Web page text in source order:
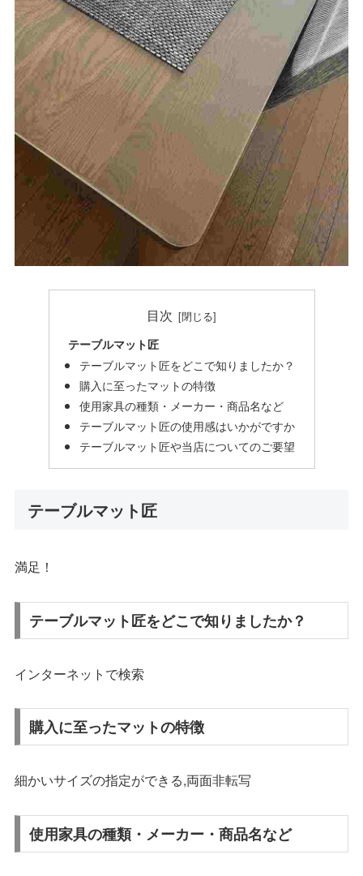
目次
テーブルマット匠
テーブルマット匠をどこで知りましたか？
購入に至ったマットの特徴
使用家具の種類・メーカー・商品名など
テーブルマット匠の使用感はいかがですか
テーブルマット匠や当店についてのご要望
テーブルマット匠
満足！
テーブルマット匠をどこで知りましたか？
インターネットで検索
購入に至ったマットの特徴
細かいサイズの指定ができる,両面非転写
使用家具の種類・メーカー・商品名など